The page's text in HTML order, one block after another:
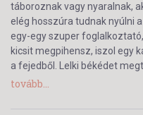
táboroznak vagy nyaralnak,
elég hosszúra tudnak nyúlni
egy-egy szuper
kicsit megpihensz, iszol egy
a fejedből. Lelki békédet
tovább...